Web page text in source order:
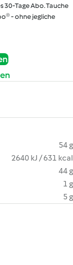
30-Tage Abo. Tauche
- ohne jegliche
54 g
2640 kJ / 631 kcal
44 g
1 g
5 g